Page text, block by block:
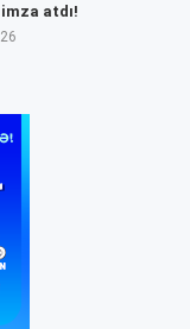
atdı!